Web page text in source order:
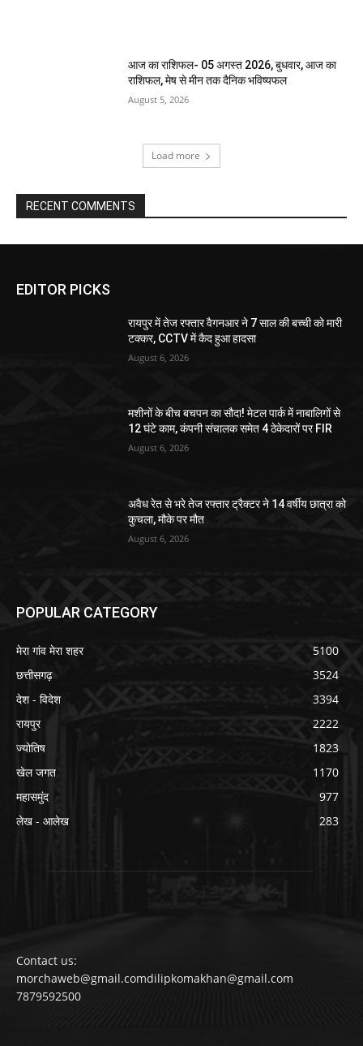
आज का राशिफल- 05 अगस्त 2026, बुधवार, आज का
राशिफल, मेष से मीन तक दैनिक भविष्यफल
August 5, 2026
Load more
RECENT COMMENTS
EDITOR PICKS
रायपुर में तेज रफ्तार वैगनआर ने 7 साल की बच्ची को मारी
टक्कर, CCTV में कैद हुआ हादसा
August 6, 2026
मशीनों के बीच बचपन का सौदा! मेटल पार्क में नाबालिगों से
12 घंटे काम, कंपनी संचालक समेत 4 ठेकेदारों पर FIR
August 6, 2026
अवैध रेत से भरे तेज रफ्तार ट्रैक्टर ने 14 वर्षीय छात्रा को
कुचला, मौके पर मौत
August 6, 2026
POPULAR CATEGORY
मेरा गांव मेरा शहर
5100
छत्तीसगढ़
3524
देश - विदेश
3394
रायपुर
2222
ज्योतिष
1823
खेल जगत
1170
महासमुंद
977
लेख - आलेख
283
Contact us:
morchaweb@gmail.comdilipkomakhan@gmail.com
7879592500